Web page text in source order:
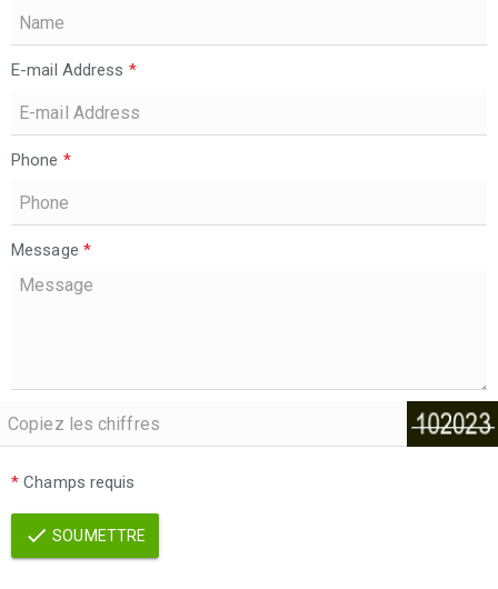
E-mail Address *
Phone *
Message *
* Champs requis
SOUMETTRE